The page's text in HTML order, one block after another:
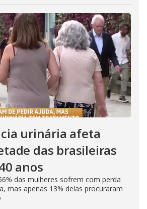
urinária afeta
das brasileiras
anos
das mulheres sofrem com perda
mas apenas 13% delas procuraram